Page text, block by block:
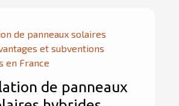
de panneaux